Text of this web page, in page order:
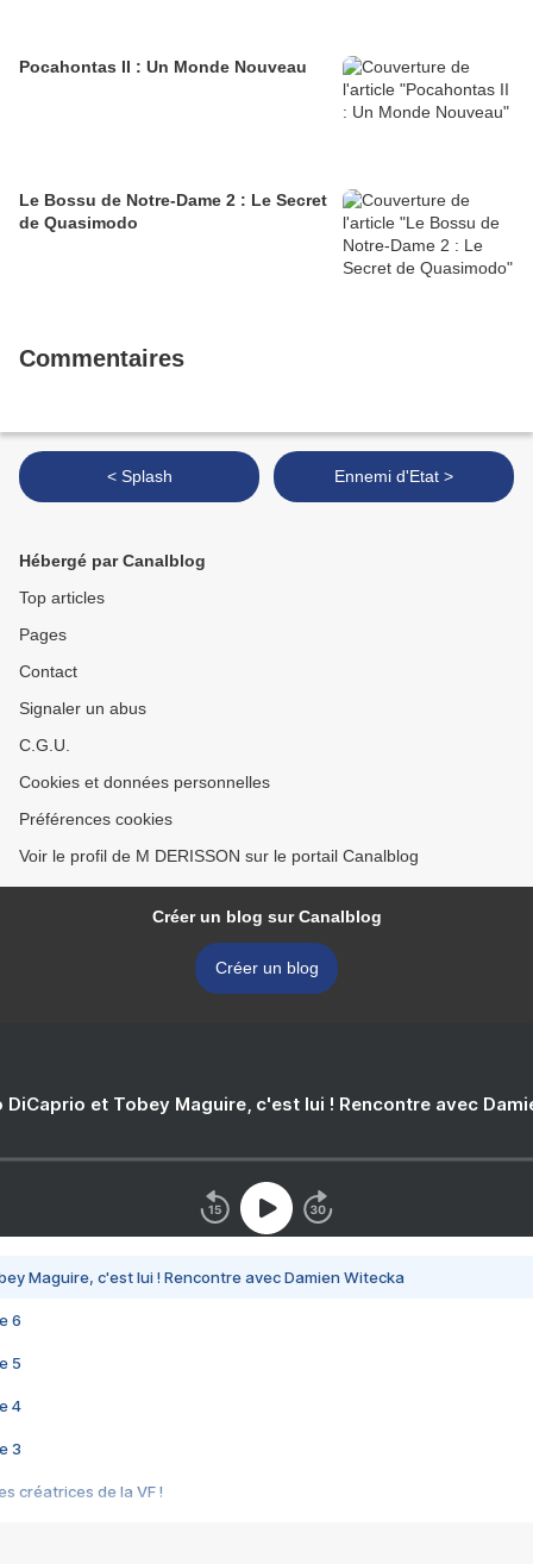
Pocahontas II : Un Monde Nouveau
Le Bossu de Notre-Dame 2 : Le Secret
de Quasimodo
Commentaires
< Splash Ennemi d'Etat >
Hébergé par Canalblog
Top articles
Pages
Contact
Signaler un abus
C.G.U.
Cookies et données personnelles
Préférences cookies
Voir le profil de M DERISSON sur le portail Canalblog
Créer un blog sur Canalblog
Créer un blog
DiCaprio et Tobey Maguire, c'est lui ! Rencontre avec
Maguire, c'est lui ! Rencontre avec Damien Witecka
6
5
4
3
créatrices de la VF !